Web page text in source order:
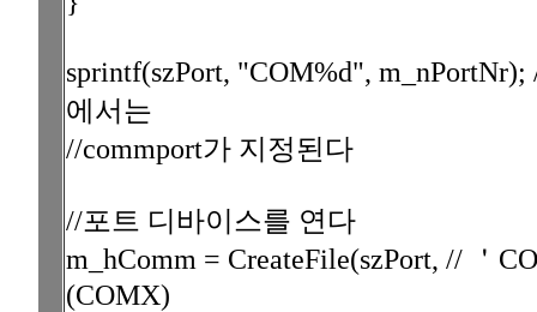
sprintf(szPort, "COM%d",
에서는
//commport가 지정된다
//포트 디바이스를 연다
m_hComm = CreateFile(szPort, // ＇
(COMX)